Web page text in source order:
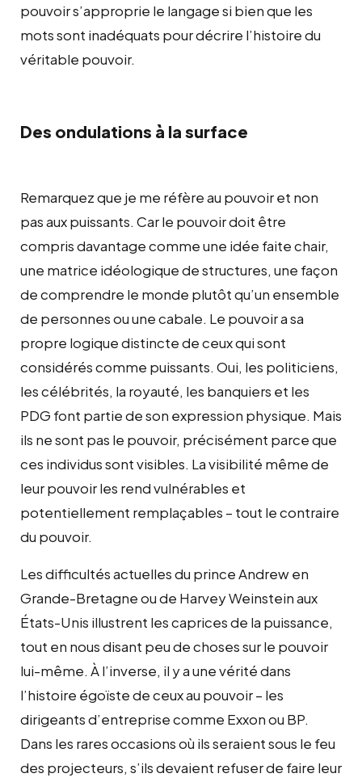
pouvoir s’approprie le langage si bien que les
mots sont inadéquats pour décrire l’histoire du
véritable pouvoir.
Des ondulations à la surface
Remarquez que je me réfère au pouvoir et non
pas aux puissants. Car le pouvoir doit être
compris davantage comme une idée faite chair,
une matrice idéologique de structures, une façon
de comprendre le monde plutôt qu’un ensemble
de personnes ou une cabale. Le pouvoir a sa
propre logique distincte de ceux qui sont
considérés comme puissants. Oui, les politiciens,
les célébrités, la royauté, les banquiers et les
PDG font partie de son expression physique. Mais
ils ne sont pas le pouvoir, précisément parce que
ces individus sont visibles. La visibilité même de
leur pouvoir les rend vulnérables et
potentiellement remplaçables – tout le contraire
du pouvoir.
Les difficultés actuelles du prince Andrew en
Grande-Bretagne ou de Harvey Weinstein aux
États-Unis illustrent les caprices de la puissance,
tout en nous disant peu de choses sur le pouvoir
lui-même. À l’inverse, il y a une vérité dans
l’histoire égoïste de ceux au pouvoir – les
dirigeants d’entreprise comme Exxon ou BP.
Dans les rares occasions où ils seraient sous le feu
des projecteurs, s’ils devaient refuser de faire leur